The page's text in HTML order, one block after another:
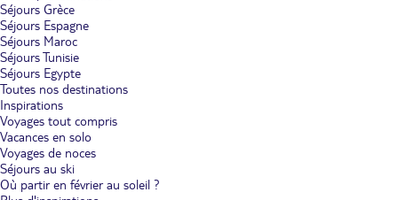
Séjours Grèce
Séjours Espagne
Séjours Maroc
Séjours Tunisie
Séjours Egypte
Toutes nos destinations
Inspirations
Voyages tout compris
Vacances en solo
Voyages de noces
Séjours au ski
Où partir en février au soleil ?